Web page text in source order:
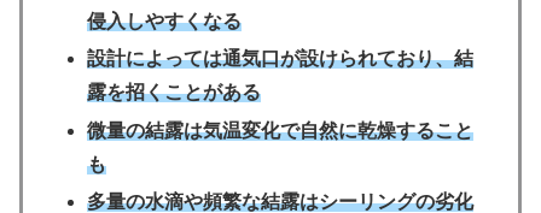
侵入しやすくなる
設計によっては通気口が設けられており、結
露を招くことがある
微量の結露は気温変化で自然に乾燥すること
も
多量の水滴や頻繁な結露はシーリングの劣化